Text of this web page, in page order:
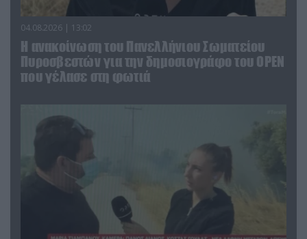
04.08.2026 | 13:02
Η ανακοίνωση του Πανελλήνιου Σωματείου
Πυροσβεστών για την δημοσιογράφο του OPEN
που γέλασε στη φωτιά